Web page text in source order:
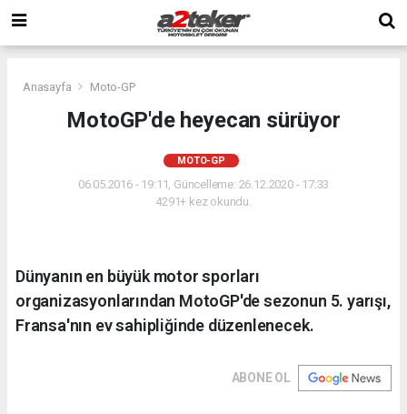
Anasayfa Moto-GP
MotoGP'de heyecan sürüyor
MOTO-GP
06.05.2016 - 19:11, Güncelleme: 26.12.2020 - 17:33
4291+ kez okundu.
Dünyanın en büyük motor sporları
organizasyonlarından MotoGP'de sezonun 5. yarışı,
Fransa'nın ev sahipliğinde düzenlenecek.
ABONE OL